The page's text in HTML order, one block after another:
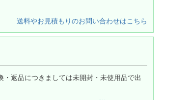
送料やお見積もりのお問い合わせはこちら
返品につきましては未開封・未使用品で出